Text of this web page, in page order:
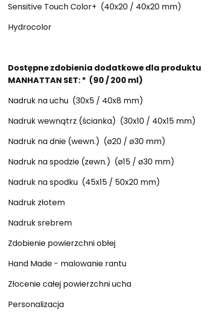
Sensitive Touch Color+ (40x20 / 40x20 mm)
Hydrocolor
Dostępne zdobienia dodatkowe dla produktu
MANHATTAN SET: * (90 / 200 ml)
Nadruk na uchu (30x5 / 40x8 mm)
Nadruk wewnątrz (ścianka) (30x10 / 40x15 mm)
Nadruk na dnie (wewn.) (ø20 / ø30 mm)
Nadruk na spodzie (zewn.) (ø15 / ø30 mm)
Nadruk na spodku (45x15 / 50x20 mm)
Nadruk złotem
Nadruk srebrem
Zdobienie powierzchni obłej
Hand Made - malowanie rantu
Złocenie całej powierzchni ucha
Personalizacja